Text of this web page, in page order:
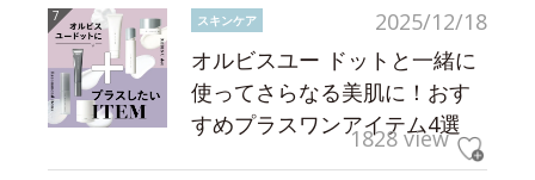
2025/12/18
スキンケア
オルビスユー ドットと一緒に
使ってさらなる美肌に！おす
すめプラスワンアイテム4選
1828 view